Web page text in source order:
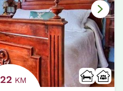
22 KM